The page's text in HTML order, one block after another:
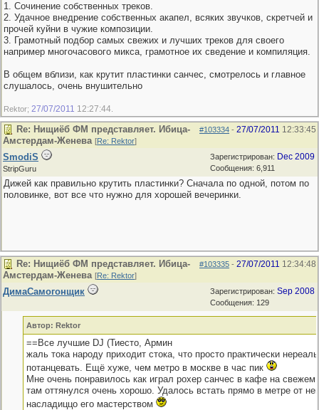
1. Сочинение собственных треков.
2. Удачное внедрение собственных акапел, всяких звучков, скретчей и
прочей куйни в чужие композиции.
3. Грамотный подбор самых свежих и лучших треков для своего
например многочасового микса, грамотное их сведение и компиляция.
В общем вблизи, как крутит пластинки санчес, смотрелось и главное
слушалось, очень внушительно
Rektor; 27/07/2011 12:27:44
#103334 - 27/07/2011 12:33:45
Re: Нищиёб ФМ представляет. Ибица-
Амстердам-Женева [Re: Rektor]
Зарегистрирован: Dec 2009
Сообщения: 6,911
SmodiS
StripGuru
Дижей как правильно крутить пластинки? Сначала по одной, потом по
половинке, вот все что нужно для хорошей вечеринки.
#103335 - 27/07/2011 12:34:48
Re: Нищиёб ФМ представляет. Ибица-
Амстердам-Женева [Re: Rektor]
Зарегистрирован: Sep 2008
Сообщения: 129
ДимаСамогонщик
Автор: Rektor
==Все лучшие DJ (Тиесто, Армин
жаль тока народу приходит стока, что просто практически
потанцевать. Ещё хуже, чем метро в москве в час пик
Мне очень понравилось как играл рохер санчес в кафе на свежем
там оттянулся очень хорошо. Удалось встать прямо в метре от
насладиццо его мастерством